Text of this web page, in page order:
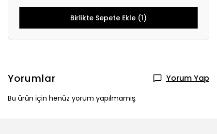
Birlikte Sepete Ekle (1)
Yorumlar Yorum Yap
Bu ürün için henüz yorum yapılmamış.